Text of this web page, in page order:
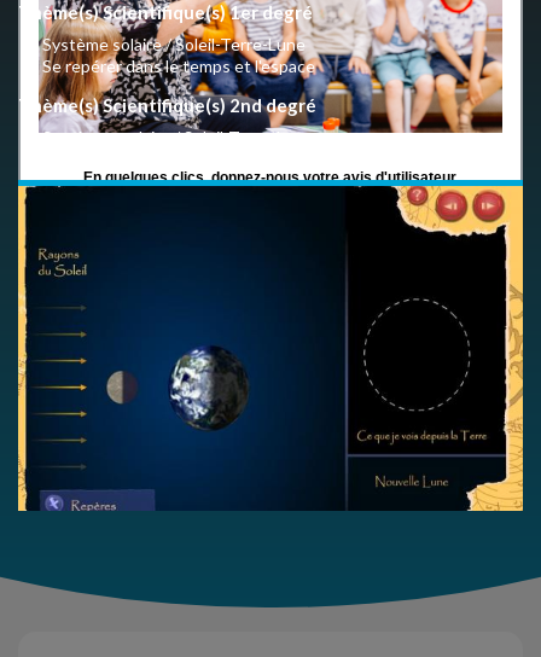
Thème(s) Scientifique(s) 1er degré
Système solaire / Soleil-Terre-Lune
Se repérer dans le temps et l'espace
Thème(s) Scientifique(s) 2nd degré
Systèmes solaire / Soleil-Terre-Lune
En quelques clics, donnez-nous votre avis d'utilisateur.